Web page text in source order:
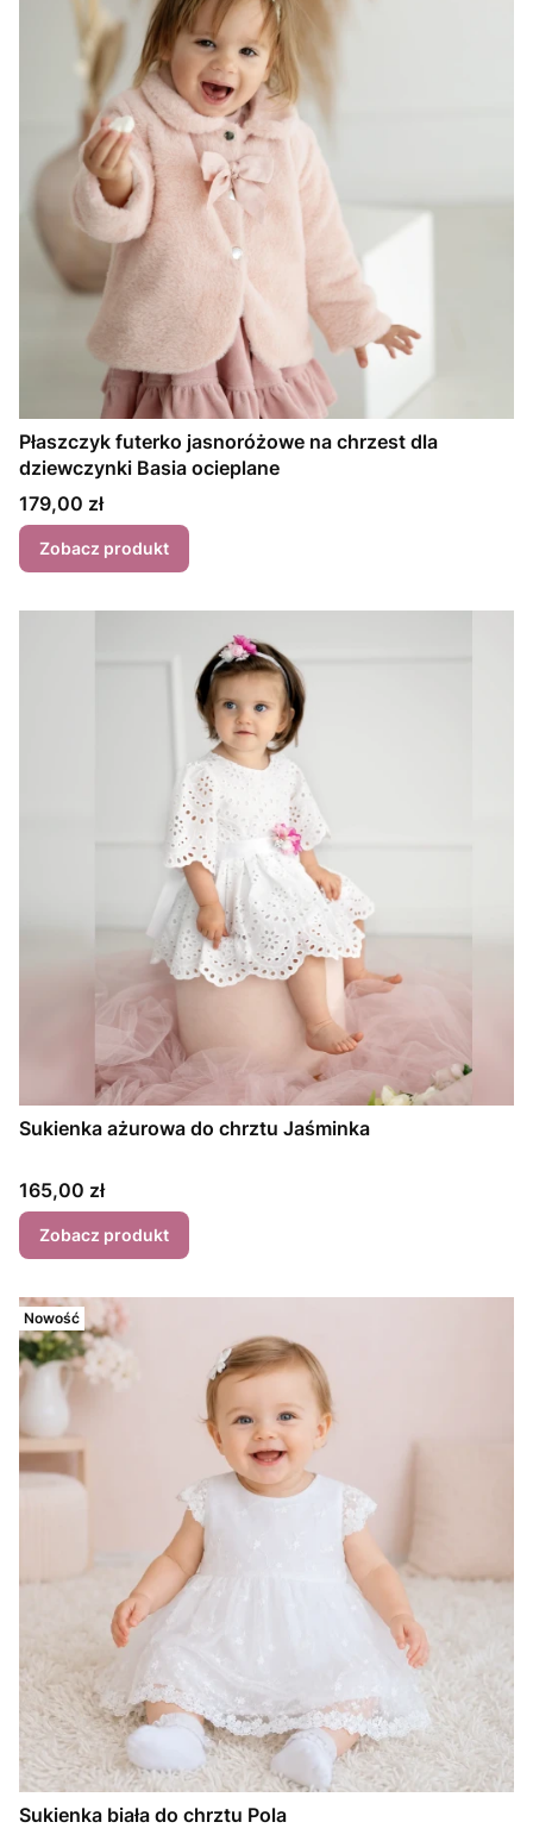
Płaszczyk futerko jasnoróżowe na chrzest dla
dziewczynki Basia ocieplane
Cena
179,00 zł
Zobacz produkt
Sukienka ażurowa do chrztu Jaśminka
Cena
165,00 zł
Zobacz produkt
Nowość
Sukienka biała do chrztu Pola